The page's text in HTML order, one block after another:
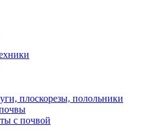
плоскорезы, полольники
с почвой